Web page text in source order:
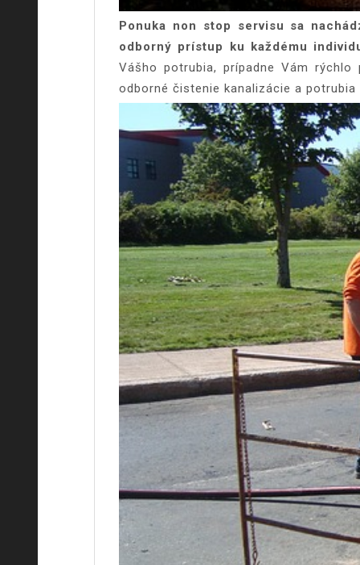
Ponuka non stop servisu sa
odborný prístup ku každému
Vášho potrubia, prípadne Vám
odborné čistenie kanalizácie a